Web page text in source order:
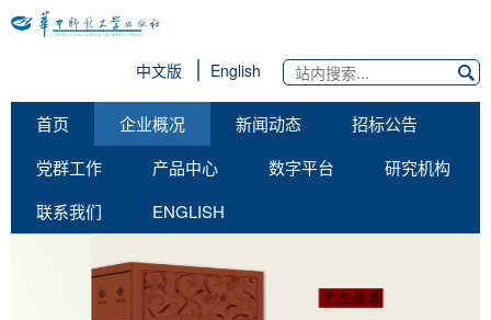
中文版 English
首页 企业概况 新闻动态
招标公告
党群工作
产品中心 数字平台
研究机构
联系我们
ENGLISH